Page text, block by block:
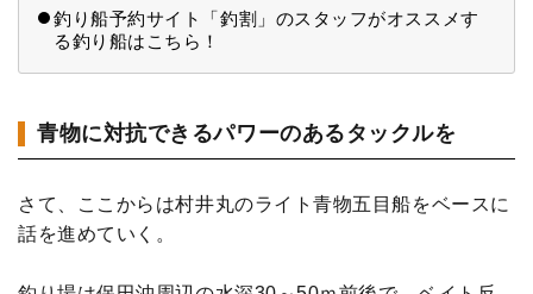
釣り船予約サイト「釣割」のスタッフがオススメす
る釣り船はこちら！
青物に対抗できるパワーのあるタックルを
さて、ここからは村井丸のライト青物五目船をベースに
話を進めていく。